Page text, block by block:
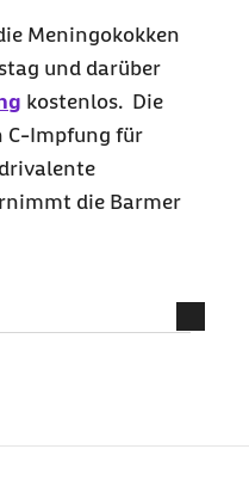
Meningokokken
und darüber
kostenlos. Die
C-Impfung für
die Barmer